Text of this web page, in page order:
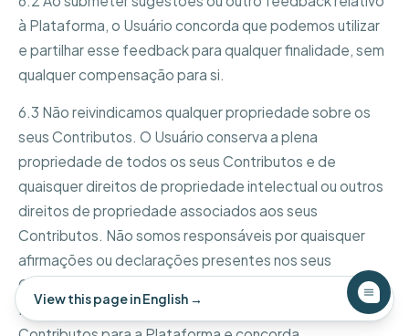
à Plataforma, o Usuário concorda que podemos utilizar
e partilhar esse feedback para qualquer finalidade, sem
qualquer compensação para si.
6.3 Não reivindicamos qualquer propriedade sobre os
seus Contributos. O Usuário conserva a plena
propriedade de todos os seus Contributos e de
quaisquer direitos de propriedade intelectual ou outros
direitos de propriedade associados aos seus
Contributos. Não somos responsáveis por quaisquer
afirmações ou declarações presentes nos seus
Contributos por si prestados em qualquer área da
Plataforma. O Usuário é o único responsável pelos seus
View this page in English → ×